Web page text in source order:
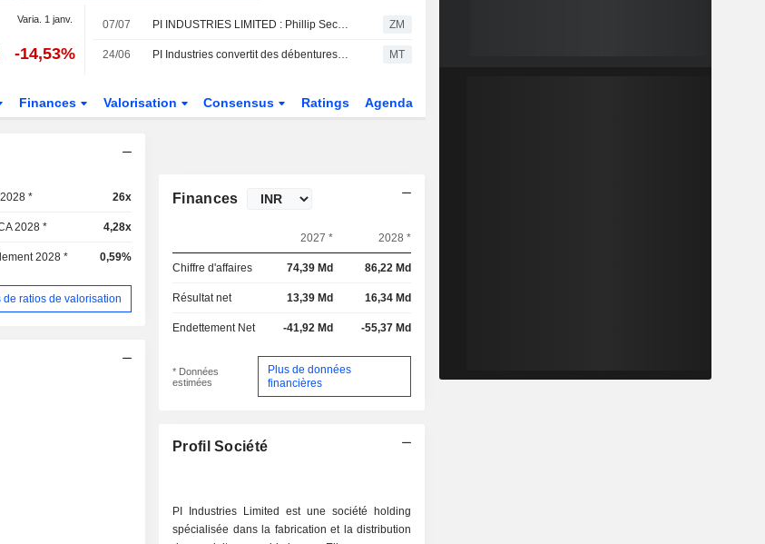
Varia. 1 janv.
-14,53%
07/07 PI INDUSTRIES LIMITED : Phillip Securities adopte une opinion positive ZM
24/06 PI Industries convertit des débentures de 70 milliards de roupies indiennes dans sa filiale en actions MT
Finances Valorisation Consensus Ratings Agenda
* 26x
2028 * 4,28x
2028 * 0,59%
de ratios de valorisation
Finances
2027 * 2028 *
Chiffre d'affaires 74,39 Md 86,22 Md
Résultat net 13,39 Md 16,34 Md
Endettement Net -41,92 Md -55,37 Md
* Données
estimées
Plus de données
financières
Profil Société
PI Industries Limited est une société holding
spécialisée dans la fabrication et la distribution